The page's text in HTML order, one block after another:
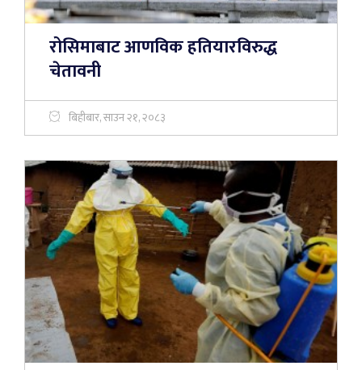
रोसिमाबाट आणविक हतियारविरुद्ध
चेतावनी
बिहीबार, साउन २१, २०८३